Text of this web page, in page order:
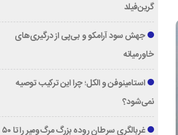
گرین‌فیلد
جهش سود آرامکو و بی‌پی از درگیری‌های
خاورمیانه
استامینوفن و الکل؛ چرا این ترکیب توصیه
نمی‌شود؟
غربالگری سرطان روده بزرگ مرگ‌ومیر را تا ۵۰